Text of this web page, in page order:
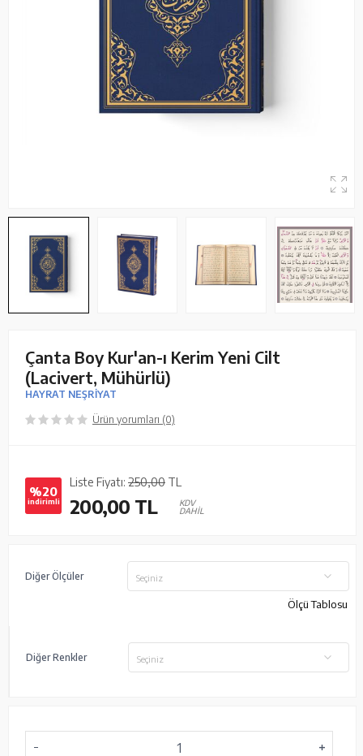
Çanta Boy Kur'an-ı Kerim Yeni Cilt
(Lacivert, Mühürlü)
HAYRAT NEŞRİYAT
Ürün yorumları (0)
%20
indirimli
Liste Fiyatı: 250,00 TL
200,00 TL
KDV
DAHİL
Diğer Ölçüler Seçiniz
Ölçü Tablosu
Diğer Renkler Seçiniz